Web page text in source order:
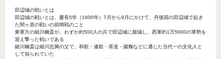
田辺城の戦いとは
田辺城の戦いとは、慶長5年（1600年）7月から9月にかけて、丹後国の田辺城で起き
た関ヶ原の戦いの前哨戦のこと
東軍方の細川幽斎が、わずか約500人の兵で田辺城に籠城し、西軍約1万5000の軍勢を
迎え撃った戦いである
細川幽斎は細川忠興の父で、和歌・連歌・茶道・蹴鞠などに通じた当代一の文化人と
して知られていた